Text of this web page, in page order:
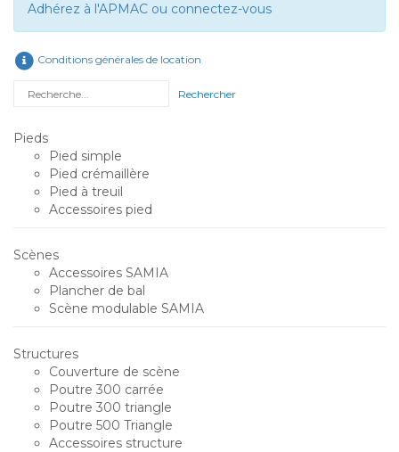
Adhérez à l'APMAC ou connectez-vous
Conditions générales de location
Rechercher
Pieds
Pied simple
Pied crémaillère
Pied à treuil
Accessoires pied
Scènes
Accessoires SAMIA
Plancher de bal
Scène modulable SAMIA
Structures
Couverture de scène
Poutre 300 carrée
Poutre 300 triangle
Poutre 500 Triangle
Accessoires structure